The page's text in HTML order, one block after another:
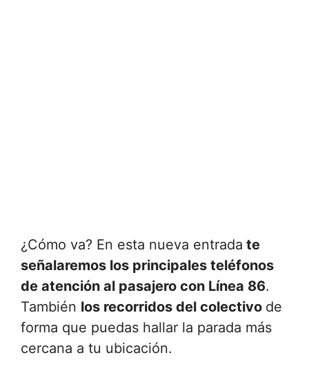
¿Cómo va? En esta nueva entrada te
señalaremos los principales teléfonos
de atención al pasajero con Línea 86.
También los recorridos del colectivo de
forma que puedas hallar la parada más
cercana a tu ubicación.